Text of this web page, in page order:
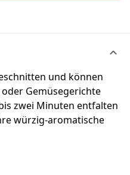
und können
Gemüsegerichte
zwei Minuten entfalten
würzig-aromatische